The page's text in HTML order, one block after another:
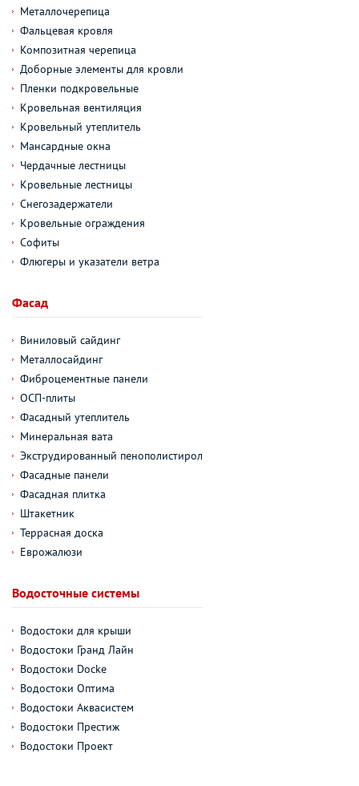
Металлочерепица
Фальцевая кровля
Композитная черепица
Доборные элементы для кровли
Пленки подкровельные
Кровельная вентиляция
Кровельный утеплитель
Мансардные окна
Чердачные лестницы
Кровельные лестницы
Снегозадержатели
Кровельные ограждения
Софиты
Флюгеры и указатели ветра
Фасад
Виниловый сайдинг
Металлосайдинг
Фиброцементные панели
ОСП-плиты
Фасадный утеплитель
Минеральная вата
Экструдированный пенополистирол
Фасадные панели
Фасадная плитка
Штакетник
Террасная доска
Еврожалюзи
Водосточные системы
Водостоки для крыши
Водостоки Гранд Лайн
Водостоки Docke
Водостоки Оптима
Водостоки Аквасистем
Водостоки Престиж
Водостоки Проект